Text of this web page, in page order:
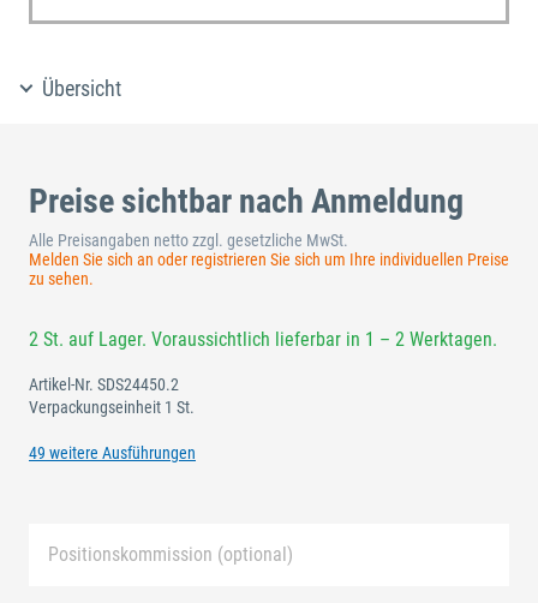
Übersicht
Preise sichtbar nach Anmeldung
Alle Preisangaben netto zzgl. gesetzliche MwSt.
Melden Sie sich an oder registrieren Sie sich um Ihre individuellen Preise
zu sehen.
2 St. auf Lager. Voraussichtlich lieferbar in 1 – 2 Werktagen.
Artikel-Nr. SDS24450.2
Verpackungseinheit 1 St.
49 weitere Ausführungen
Positionskommission (optional)